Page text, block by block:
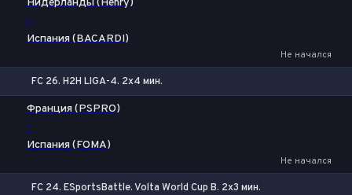
Нидерланды (Henry)
-
Испания (BACARDI)
Не начался
FC 26. H2H LIGA-4. 2x4 мин.
Франция (PSPRO)
-
Испания (FOMA)
Не начался
FC 24. ESportsBattle. Volta World Cup B. 2x3 мин.